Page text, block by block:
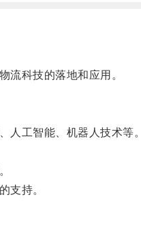
科技的落地和应用。
工智能、机器人技术等。
支持。